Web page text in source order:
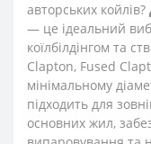
авторських койлів?
— це ідеальний
коїлбілдінгом та
Clapton, Fused
мінімальному
підходить для
основних жил,